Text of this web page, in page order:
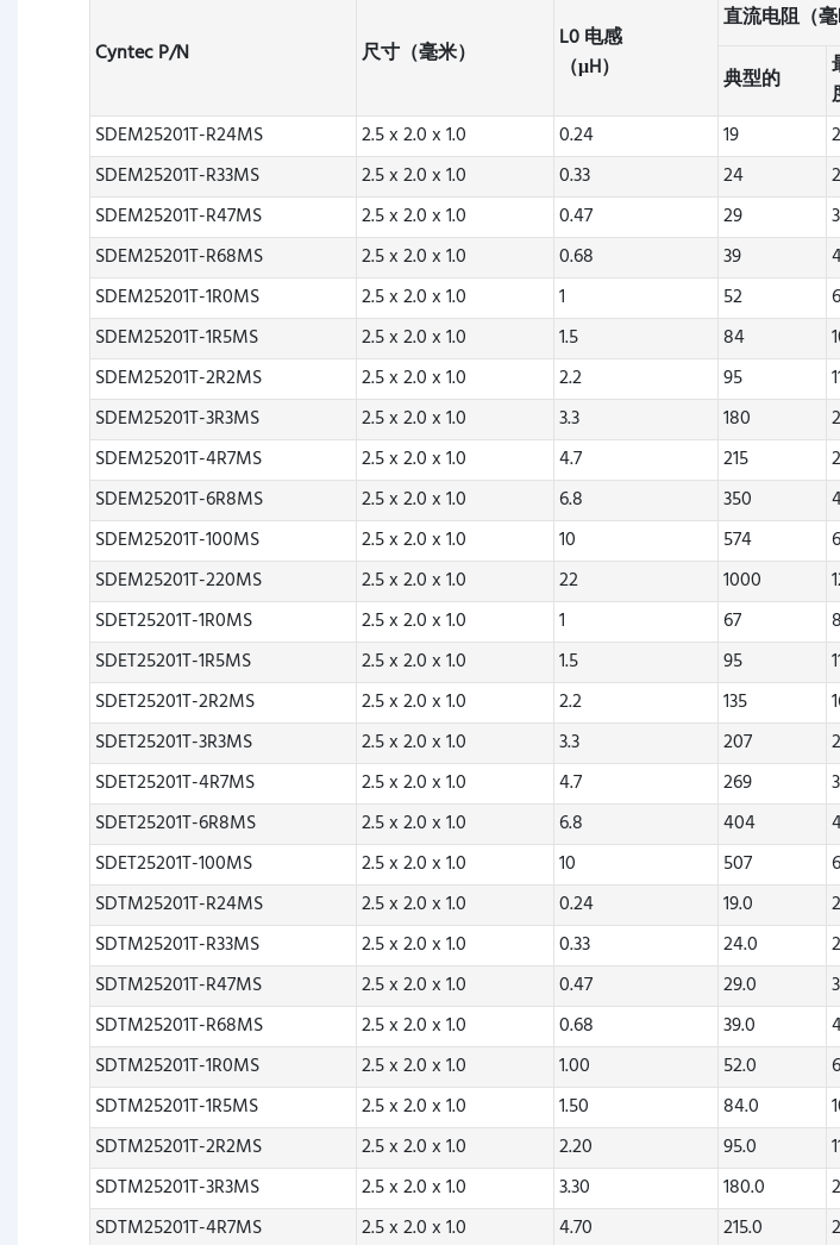
Cyntec P/N 尺寸（毫米）
L0 电感
（μH）
直流电阻（毫
典型的
SDEM25201T-R24MS
2.5 x 2.0 x 1.0 0.24 19
SDEM25201T-R33MS 2.5 x 2.0 x 1.0 0.33 24
SDEM25201T-R47MS
2.5 x 2.0 x 1.0 0.47 29
SDEM25201T-R68MS
2.5 x 2.0 x 1.0 0.68 39
SDEM25201T-1R0MS
2.5 x 2.0 x 1.0 1 52
SDEM25201T-1R5MS
2.5 x 2.0 x 1.0 1.5 84
SDEM25201T-2R2MS
2.5 x 2.0 x 1.0 2.2 95
SDEM25201T-3R3MS
2.5 x 2.0 x 1.0 3.3 180
SDEM25201T-4R7MS
2.5 x 2.0 x 1.0 4.7 215
SDEM25201T-6R8MS
2.5 x 2.0 x 1.0 6.8 350
SDEM25201T-100MS
2.5 x 2.0 x 1.0 10 574
SDEM25201T-220MS
2.5 x 2.0 x 1.0 22 1000
SDET25201T-1R0MS
2.5 x 2.0 x 1.0 1 67
SDET25201T-1R5MS 2.5 x 2.0 x 1.0 1.5 95
SDET25201T-2R2MS
2.5 x 2.0 x 1.0 2.2 135
SDET25201T-3R3MS
2.5 x 2.0 x 1.0 3.3 207
SDET25201T-4R7MS
2.5 x 2.0 x 1.0 4.7 269
SDET25201T-6R8MS
2.5 x 2.0 x 1.0 6.8 404
SDET25201T-100MS
2.5 x 2.0 x 1.0 10 507
SDTM25201T-R24MS
2.5 x 2.0 x 1.0 0.24 19.0
SDTM25201T-R33MS 2.5 x 2.0 x 1.0 0.33 24.0
SDTM25201T-R47MS
2.5 x 2.0 x 1.0 0.47 29.0
SDTM25201T-R68MS
2.5 x 2.0 x 1.0 0.68 39.0
SDTM25201T-1R0MS
2.5 x 2.0 x 1.0 1.00 52.0
SDTM25201T-1R5MS
2.5 x 2.0 x 1.0 1.50 84.0
SDTM25201T-2R2MS
2.5 x 2.0 x 1.0 2.20 95.0
SDTM25201T-3R3MS
2.5 x 2.0 x 1.0 3.30 180.0
SDTM25201T-4R7MS
2.5 x 2.0 x 1.0 4.70 215.0